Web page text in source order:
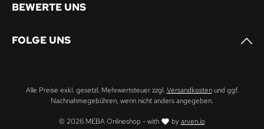
BEWERTE UNS
FOLGE UNS
© 2026 MEBA Onlineshop - with byarven.io
Alle Preise exkl. gesetzl. Mehrwertsteuer zzgl. Versandkostenund ggf.
Nachnahmegebühren, wenn nicht anders angegeben.